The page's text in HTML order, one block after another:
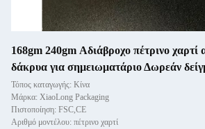
168gm 240gm Αδιάβροχο πέτρινο χαρτί
δάκρυα για σημειωματάριο Δωρεάν
Τόπος καταγωγής: Κίνα
Μάρκα: XiaoLong Packaging
Πιστοποίηση: FSC,CE
Αριθμό μοντέλου: πέτρινο χαρτί